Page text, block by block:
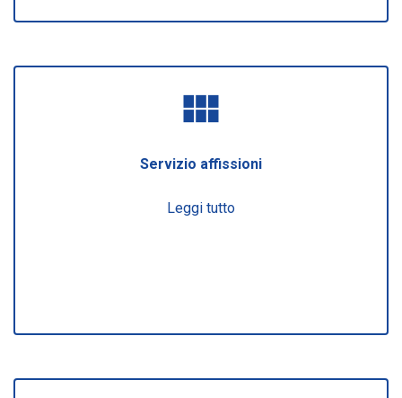
view_module
Servizio affissioni
Leggi tutto